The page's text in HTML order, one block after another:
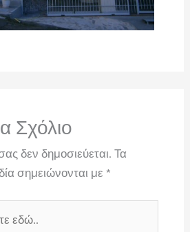
Σχόλιο
δεν δημοσιεύεται. Τα
σημειώνονται με *